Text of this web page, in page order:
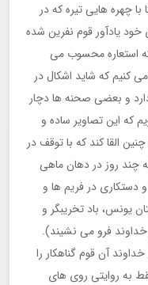
با چهره هایی تیره که در
یادآور قوم نفرین شده
استعاره محسوب می
کنیم که شاید اشکال در
و بعضی صحنه ها دچار
که این تصاویر ساده و
القا کند که با توقف در
چند روز در دهان ماهی
در فریم ها و
یونس، باد تخریبگر و
خداوند فرو می نشیند).
آن قوم گناهکار را
به روایتی روی های